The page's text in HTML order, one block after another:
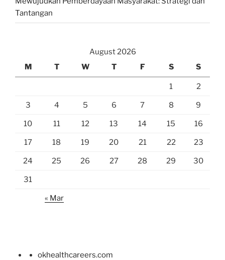
Tantangan
August 2026
M
T W T F S S
1 2
3 4 5 6 7 8 9
10 11 12 13 14 15 16
17 18 19 20 21 22 23
24 25 26 27 28 29 30
31
« Mar
okhealthcareers.com